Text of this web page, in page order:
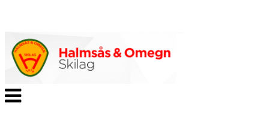
Veksle
navigasjon